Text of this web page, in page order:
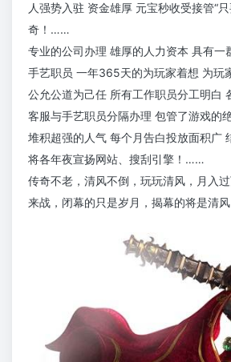
人强势入驻 资金雄厚 元宝秒收受接管“
奇！……
专业的公司办理 雄厚的人力资本 具有一
手艺职员 一年365天的为玩家着想 为玩
公允公道为己任 所有工作职员分工明白
客服与手艺职员分隔办理 包管了游戏的
堆积超强的人气 每个月告白投放面积广
将各年夜宣扬网站、搜刮引擎！……
传奇不老，清风不倒，玩玩清风，月入
来战，闭幕的只是岁月，揭幕的将是清